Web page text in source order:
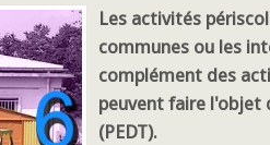
Les activités
communes ou les
complément des
peuvent faire
(PEDT).